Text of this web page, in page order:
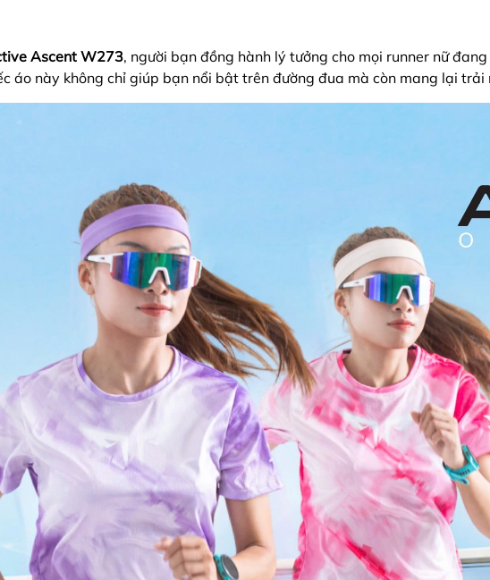
Ascent W273, người bạn đồng hành lý tưởng cho mọi runner nữ
áo này không chỉ giúp bạn nổi bật trên đường đua mà còn mang lại